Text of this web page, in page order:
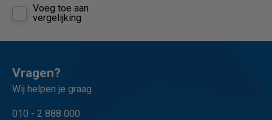
Voeg toe aan
vergelijking
Vragen?
Wij helpen je graag.
010 - 2 888 000